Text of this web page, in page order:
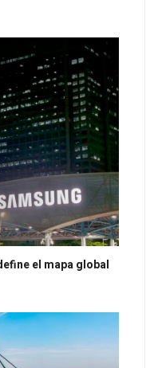
el mapa global